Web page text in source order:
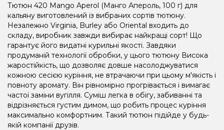
Тютюн 420 Mango Aperol (Манго Апероль, 100 г) для
кальяну виготовлений із вибраних сортів тютюну.
Незалежно Virginia, Burley або Oriental входить до
складу, виробник завжди вибирає найкращі сорт! Що
гарантує його видатні курильні якості. Завдяки
продуманій технології обробки, у цього тютюну Висока
жаростійкість, що дозволяє довше насолоджуватися
кожною сесією куріння, не втрачаючи при цьому м'якість і
повноту аромату. Він рівномірно прогрівається і вимагає
частої заміни вугілля. Суміш легка в обігу, забиванні та
відрізняється густим димом, що робить процес куріння
максимально комфортним. Такий тютюн підійде у будь-
якій компанії друзів.